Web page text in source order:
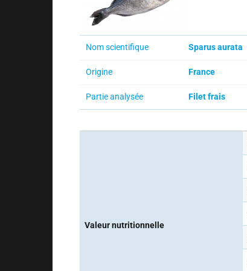
Nom scientifique Sparus aurata
Origine France
Partie analysée Filet frais
Valeur nutritionnelle